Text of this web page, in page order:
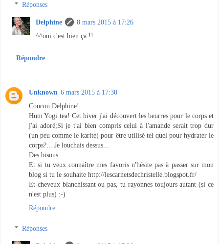
Réponses
Delphine
8 mars 2015 à 17:26
^^oui c'est bien ça !!
Répondre
Unknown 6 mars 2015 à 17:30
Coucou Delphine!
Hum Yogi tea! Cet hiver j'ai découvert les beurres pour le corps et
j'ai adoré;Si je t'ai bien compris celui à l'amande serait trop dur
(un peu comme le karité) pour être utilisé tel quel pour hydrater le
corps?... Je louchais dessus...
Des bisous
Et si tu veux connaître mes favoris n'hésite pas à passer sur mon
blog si tu le souhaite http://lescarnetsdechristelle.blogspot.fr/
Et cheveux blanchissant ou pas, tu rayonnes toujours autant (si ce
n'est plus) :-)
Répondre
Réponses